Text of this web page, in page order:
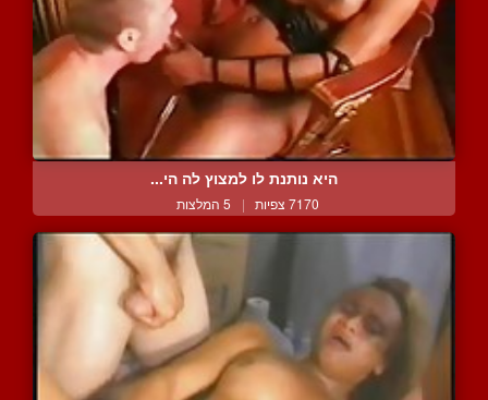
היא נותנת לו למצוץ לה הי...
7170 צפיות | 5 המלצות